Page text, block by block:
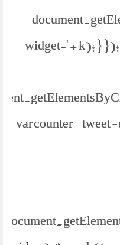
widget-' + k); } });
var counter_tweet